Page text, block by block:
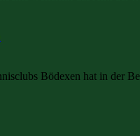
Bödexen hat in der